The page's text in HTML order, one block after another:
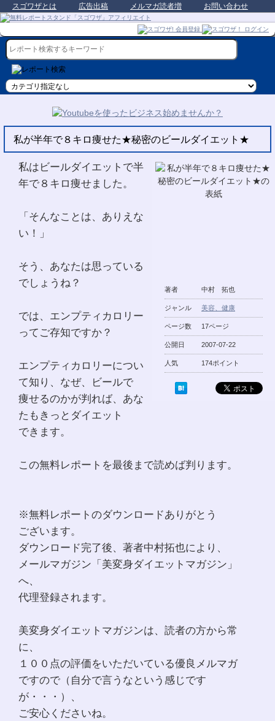
スゴワザとは 広告出稿 メルマガ読者増 お問い合わせ
私が半年で８キロ痩せた★秘密のビールダイエット★
著者 中村 拓也
ジャンル 美容、健康
ページ数 17ページ
公開日 2007-07-22
人気 174ポイント
私はビールダイエットで半
年で８キロ痩せました。
「そんなことは、ありえな
い！」
そう、あなたは思っている
でしょうね？
では、エンプティカロリー
ってご存知ですか？
エンプティカロリーについ
て知り、なぜ、ビールで
痩せるのかが判れば、あな
たもきっとダイエット
できます。
この無料レポートを最後まで読めば判ります。
※無料レポートのダウンロードありがとう
ございます。
ダウンロード完了後、著者中村拓也により、
メールマガジン「美変身ダイエットマガジン」
へ、
代理登録されます。
美変身ダイエットマガジンは、読者の方から常
に、
１００点の評価をいただいている優良メルマガ
ですので（自分で言うなという感じです
が・・・）、
ご安心くださいね。